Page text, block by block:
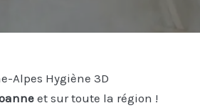
Alpes Hygiène 3D
et sur toute la région !